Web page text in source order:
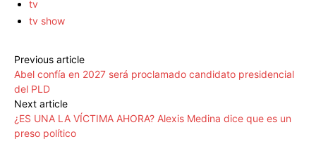
tv
tv show
Previous article
Abel confía en 2027 será proclamado candidato presidencial
del PLD
Next article
¿ES UNA LA VÍCTIMA AHORA? Alexis Medina dice que es un
preso político